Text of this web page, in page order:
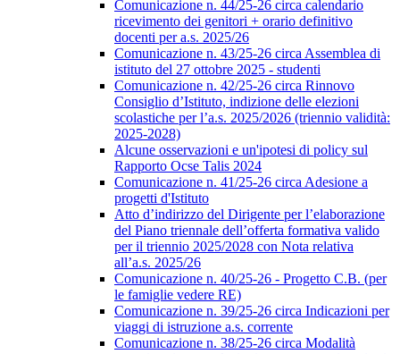
Comunicazione n. 44/25-26 circa calendario
ricevimento dei genitori + orario definitivo
docenti per a.s. 2025/26
Comunicazione n. 43/25-26 circa Assemblea di
istituto del 27 ottobre 2025 - studenti
Comunicazione n. 42/25-26 circa Rinnovo
Consiglio d’Istituto, indizione delle elezioni
scolastiche per l’a.s. 2025/2026 (triennio validità:
2025-2028)
Alcune osservazioni e un'ipotesi di policy sul
Rapporto Ocse Talis 2024
Comunicazione n. 41/25-26 circa Adesione a
progetti d'Istituto
Atto d’indirizzo del Dirigente per l’elaborazione
del Piano triennale dell’offerta formativa valido
per il triennio 2025/2028 con Nota relativa
all’a.s. 2025/26
Comunicazione n. 40/25-26 - Progetto C.B. (per
le famiglie vedere RE)
Comunicazione n. 39/25-26 circa Indicazioni per
viaggi di istruzione a.s. corrente
Comunicazione n. 38/25-26 circa Modalità